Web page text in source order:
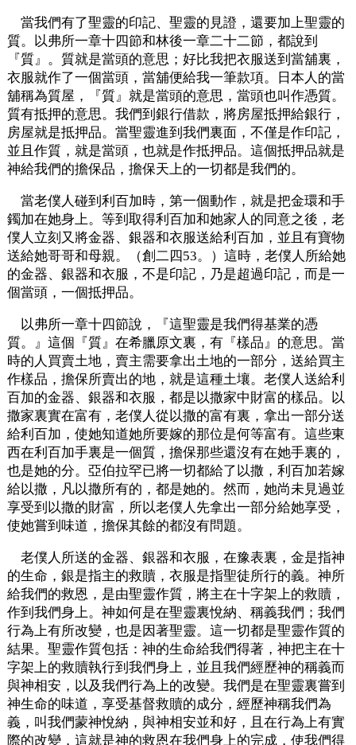
當我們有了聖靈的印記、聖靈的見證，還要加上聖靈的
質。以弗所一章十四節和林後一章二十二節，都說到
『質』。質就是當頭的意思；好比我把衣服送到當舖裏，
衣服就作了一個當頭，當舖便給我一筆款項。日本人的當
舖稱為質屋，『質』就是當頭的意思，當頭也叫作憑質。
質有抵押的意思。我們到銀行借款，將房屋抵押給銀行，
房屋就是抵押品。當聖靈進到我們裏面，不僅是作印記，
並且作質，就是當頭，也就是作抵押品。這個抵押品就是
神給我們的擔保品，擔保天上的一切都是我們的。
當老僕人碰到利百加時，第一個動作，就是把金環和手
鐲加在她身上。等到取得利百加和她家人的同意之後，老
僕人立刻又將金器、銀器和衣服送給利百加，並且有寶物
送給她哥哥和母親。（創二四53。）這時，老僕人所給她
的金器、銀器和衣服，不是印記，乃是超過印記，而是一
個當頭，一個抵押品。
以弗所一章十四節說，『這聖靈是我們得基業的憑
質。』這個『質』在希臘原文裏，有『樣品』的意思。當
時的人買賣土地，賣主需要拿出土地的一部分，送給買主
作樣品，擔保所賣出的地，就是這種土壤。老僕人送給利
百加的金器、銀器和衣服，都是以撒家中財富的樣品。以
撒家裏實在富有，老僕人從以撒的富有裏，拿出一部分送
給利百加，使她知道她所要嫁的那位是何等富有。這些東
西在利百加手裏是一個質，擔保那些還沒有在她手裏的，
也是她的分。亞伯拉罕已將一切都給了以撒，利百加若嫁
給以撒，凡以撒所有的，都是她的。然而，她尚未見過並
享受到以撒的財富，所以老僕人先拿出一部分給她享受，
使她嘗到味道，擔保其餘的都沒有問題。
老僕人所送的金器、銀器和衣服，在豫表裏，金是指神
的生命，銀是指主的救贖，衣服是指聖徒所行的義。神所
給我們的救恩，是由聖靈作質，將主在十字架上的救贖，
作到我們身上。神如何是在聖靈裏悅納、稱義我們；我們
行為上有所改變，也是因著聖靈。這一切都是聖靈作質的
結果。聖靈作質包括：神的生命給我們得著，神把主在十
字架上的救贖執行到我們身上，並且我們經歷神的稱義而
與神相安，以及我們行為上的改變。我們是在聖靈裏嘗到
神生命的味道，享受基督救贖的成分，經歷神稱我們為
義，叫我們蒙神悅納，與神相安並和好，且在行為上有實
際的改變，這就是神的救恩在我們身上的完成，使我們得